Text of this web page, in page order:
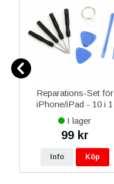
Reparations-Set för
iPhone/iPad - 10 i 1
I lager
99 kr
Info Köp